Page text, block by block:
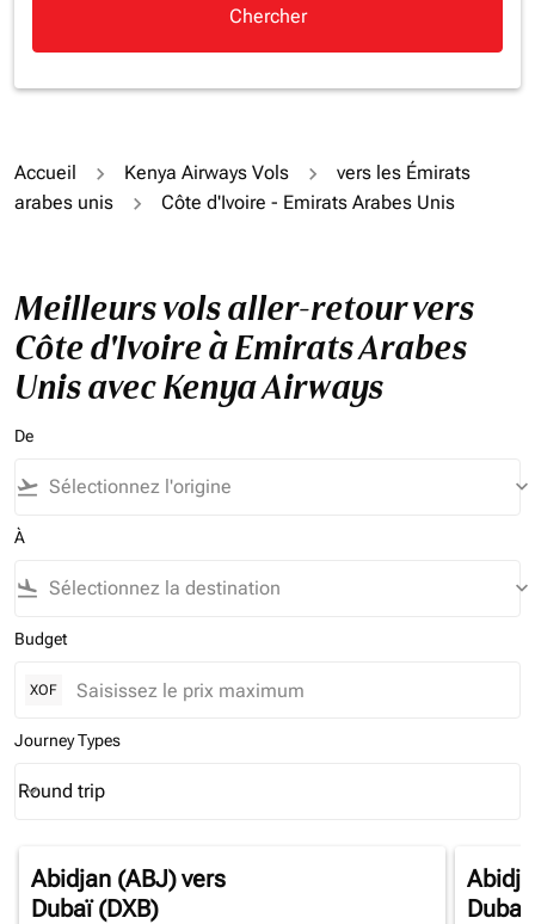
Chercher
Accueil Kenya Airways Vols
vers les Émirats
arabes unis
Côte d'Ivoire - Emirats Arabes Unis
Meilleurs vols aller-retour vers
Côte d'Ivoire à Emirats Arabes
Unis avec Kenya Airways
De
flight_takeoff keyboard_arrow_down
À
flight_land keyboard_arrow_down
Budget
XOF
Journey Types
Journey Types option Round trip Selected
Round trip
keyboard_arrow_down
Abidjan (ABJ)vers
Dubaï (DXB)
Dubaï